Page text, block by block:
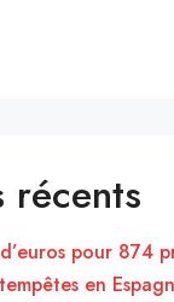
récents
pour 874
en